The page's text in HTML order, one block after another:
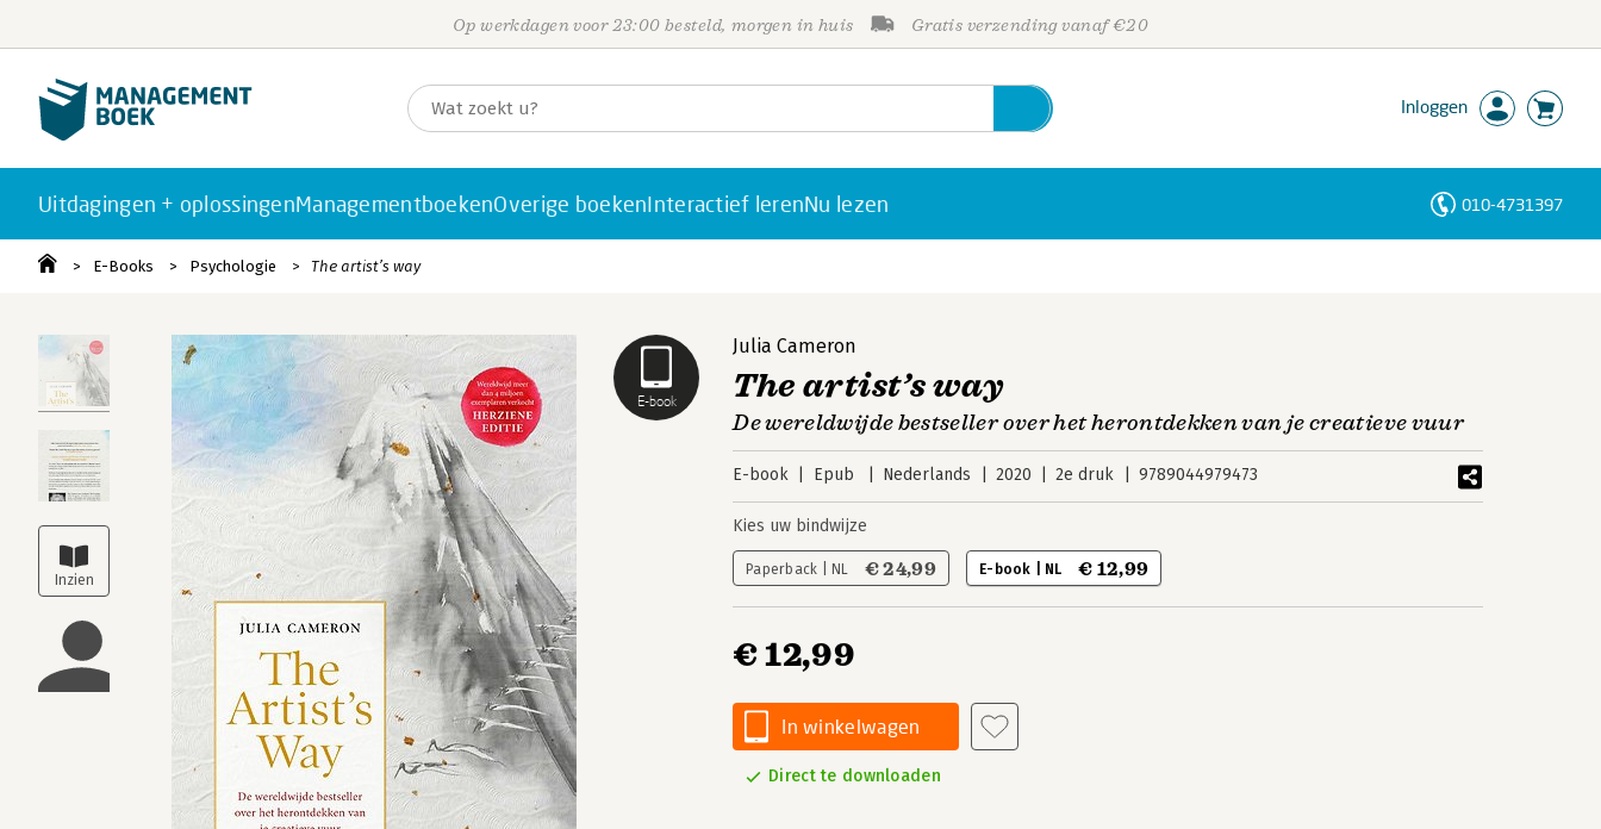
Op werkdagen voor 23:00 besteld, morgen in huis Gratis verzending vanaf €20
Inloggen
Uitdagingen + oplossingenManagementboekenOverige boekenInteractief lerenNu lezen 010-4731397
E-Books Psychologie The artist’s way
E-book
Julia Cameron
The artist’s way
De wereldwijde bestseller over het herontdekken van je creatieve vuur
E-book Epub Nederlands 2020 2e druk 9789044979473
Kies uw bindwijze
Paperback | NL € 24,99 E-book | NL € 12,99
€ 12,99
In winkelwagen
Direct te downloaden
Personen